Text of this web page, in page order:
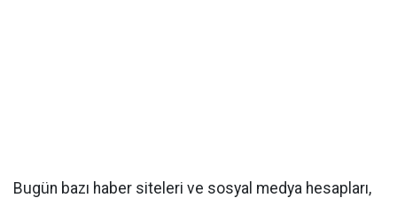
Bugün bazı haber siteleri ve sosyal medya hesapları,